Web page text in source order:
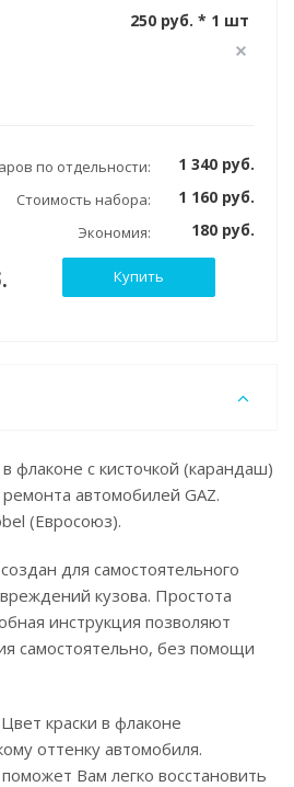
250 руб. * 1 шт
по отдельности: 1 340 руб.
Стоимость набора: 1 160 руб.
Экономия: 180 руб.
Купить
флаконе с кисточкой (карандаш)
автомобилей GAZ.
(Евросоюз).
для самостоятельного
кузова. Простота
инструкция позволяют
самостоятельно, без помощи
краски в флаконе
оттенку автомобиля.
Вам легко восстановить